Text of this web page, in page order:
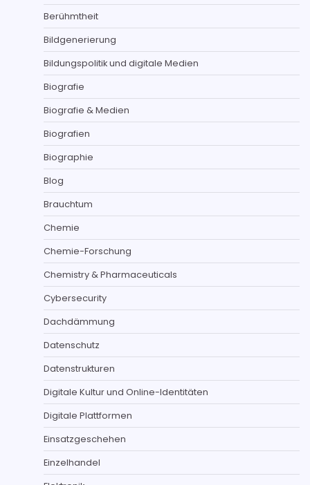
Berühmtheit
Bildgenerierung
Bildungspolitik und digitale Medien
Biografie
Biografie & Medien
Biografien
Biographie
Blog
Brauchtum
Chemie
Chemie-Forschung
Chemistry & Pharmaceuticals
Cybersecurity
Dachdämmung
Datenschutz
Datenstrukturen
Digitale Kultur und Online-Identitäten
Digitale Plattformen
Einsatzgeschehen
Einzelhandel